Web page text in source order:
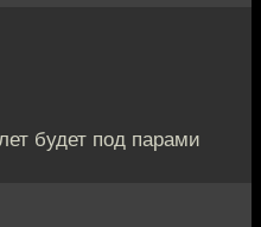
будет под парами